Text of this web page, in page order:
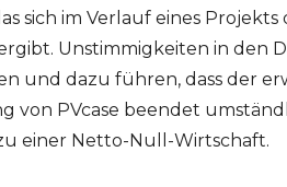
sich im Verlauf eines
Unstimmigkeiten in den
und dazu führen, dass der
von PVcase beendet
einer Netto-Null-Wirtschaft.